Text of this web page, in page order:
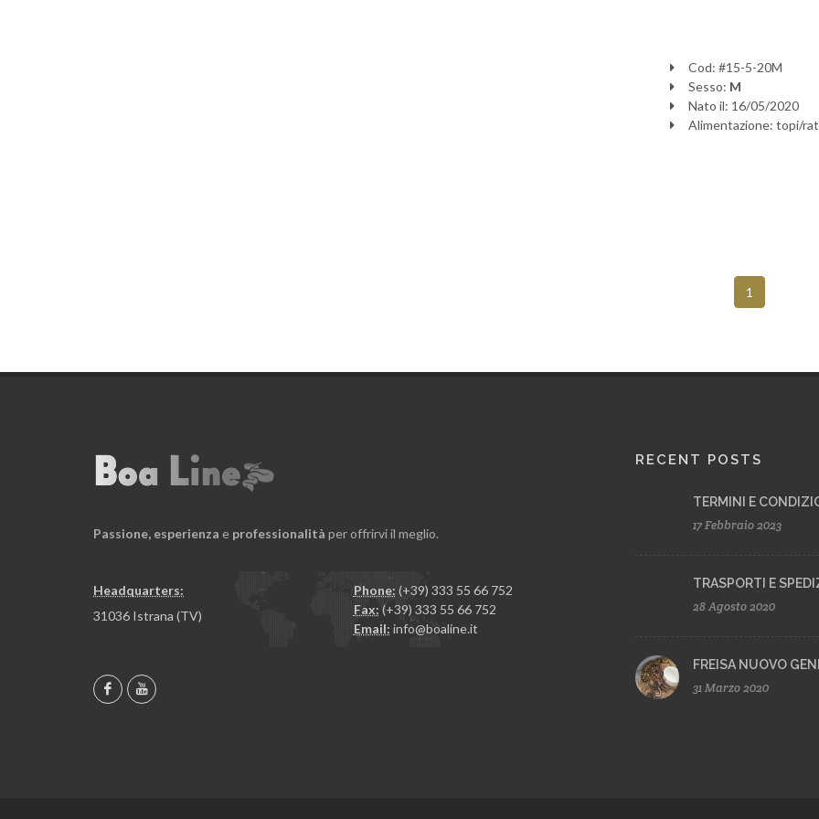
Cod: #15-5-20M
Sesso: M
Nato il: 16/05/2020
Alimentazione: topi/
1
Passione, esperienza e professionalità per offrirvi il meglio.
Headquarters:
31036 Istrana (TV)
Phone: (+39) 333 55 66 752
Fax: (+39) 333 55 66 752
Email: info@boaline.it
RECENT POSTS
TERMINI E
17 Febbraio 2023
TRASPORTI E
28 Agosto 2020
FREISA NUOVO
31 Marzo 2020